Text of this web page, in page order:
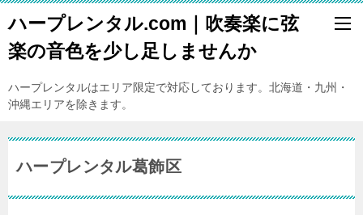
ハープレンタル.com｜吹奏楽に弦
楽の音色を少し足しませんか
ハープレンタルはエリア限定で対応しております。北海道・九州・
沖縄エリアを除きます。
ハープレンタル葛飾区